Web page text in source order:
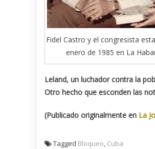
Fidel Castro y el congresista
enero de 1985 en La
Leland, un luchador contra la
Otro hecho que esconden las
(Publicado originalmente en La
Tagged Bloqueo, Cuba